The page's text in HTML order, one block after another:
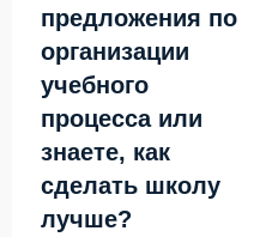
предложения по
организации
учебного
процесса или
знаете, как
сделать школу
лучше?